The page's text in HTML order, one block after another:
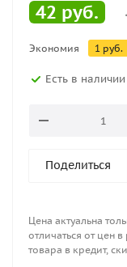
42 руб.
Экономия 1 руб.
Есть в наличии
Поделиться
Цена актуальна
отличаться от цен
товара в кредит,